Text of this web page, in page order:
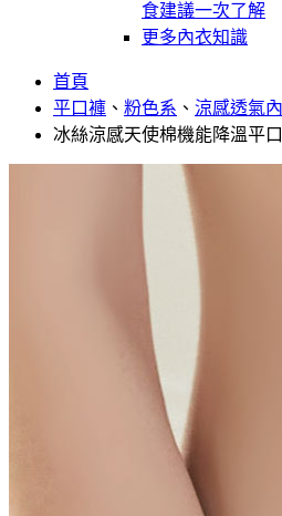
食建議一次了解
更多內衣知識
首頁
平口褲 、 粉色系 、 涼感透氣
冰絲涼感天使棉機能降溫平